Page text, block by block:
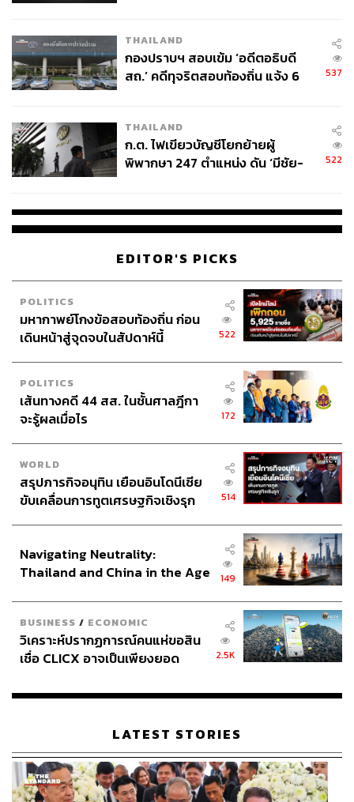
THAILAND
กองปราบฯ สอบเข้ม ‘อดีตอธิบดี
สถ.’ คดีทุจริตสอบท้องถิ่น แจ้ง 6
537
THAILAND
ก.ต. ไฟเขียวบัญชีโยกย้ายผู้
พิพากษา 247 ตำแหน่ง ดัน ‘มีชัย-
522
EDITOR'S PICKS
POLITICS
มหากาพย์โกงข้อสอบท้องถิ่น ก่อน
เดินหน้าสู่จุดจบในสัปดาห์นี้
522
POLITICS
เส้นทางคดี 44 สส. ในชั้นศาลฎีกา
จะรู้ผลเมื่อไร
172
WORLD
สรุปภารกิจอนุทิน เยือนอินโดนีเซีย
ขับเคลื่อนการทูตเศรษฐกิจเชิงรุก
514
Navigating Neutrality:
Thailand and China in the Age
149
BUSINESS / ECONOMIC
วิเคราะห์ปรากฏการณ์คนแห่ขอสิน
เชื่อ CLICX อาจเป็นเพียงยอด
เรือนไทยที่ถูกซุกไว้
2.5K
LATEST STORIES